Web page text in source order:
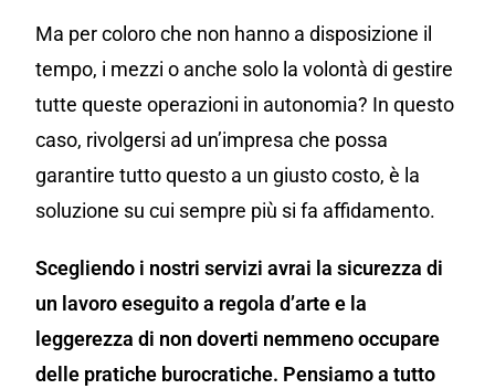
Ma per coloro che non hanno a disposizione il
tempo, i mezzi o anche solo la volontà di gestire
tutte queste operazioni in autonomia? In questo
caso, rivolgersi ad un’impresa che possa
garantire tutto questo a un giusto costo, è la
soluzione su cui sempre più si fa affidamento.
Scegliendo i nostri servizi avrai la sicurezza di
un lavoro eseguito a regola d’arte e la
leggerezza di non doverti nemmeno occupare
delle pratiche burocratiche. Pensiamo a tutto